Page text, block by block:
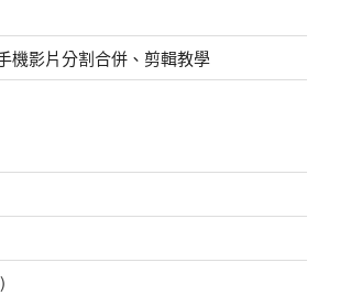
機影片分割合併、剪輯教學